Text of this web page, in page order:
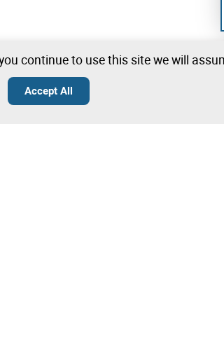
continue to use this site we will
Accept All